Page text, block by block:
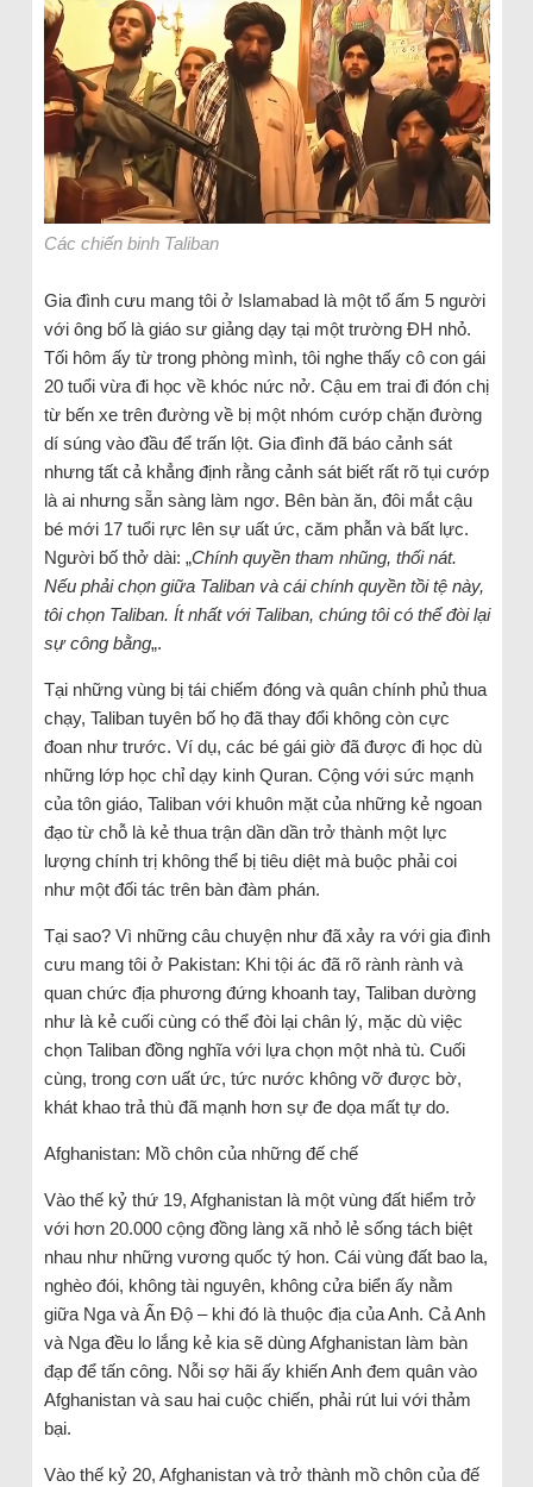
Các chiến binh Taliban
Gia đình cưu mang tôi ở Islamabad là một tổ ấm 5 người
với ông bố là giáo sư giảng dạy tại một trường ĐH nhỏ.
Tối hôm ấy từ trong phòng mình, tôi nghe thấy cô con gái
20 tuổi vừa đi học về khóc nức nở. Cậu em trai đi đón chị
từ bến xe trên đường về bị một nhóm cướp chặn đường
dí súng vào đầu để trấn lột. Gia đình đã báo cảnh sát
nhưng tất cả khẳng định rằng cảnh sát biết rất rõ tụi cướp
là ai nhưng sẵn sàng làm ngơ. Bên bàn ăn, đôi mắt cậu
bé mới 17 tuổi rực lên sự uất ức, căm phẫn và bất lực.
Người bố thở dài: „Chính quyền tham nhũng, thối nát.
Nếu phải chọn giữa Taliban và cái chính quyền tồi tệ này,
tôi chọn Taliban. Ít nhất với Taliban, chúng tôi có thể đòi lại
sự công bằng„.
Tại những vùng bị tái chiếm đóng và quân chính phủ thua
chạy, Taliban tuyên bố họ đã thay đổi không còn cực
đoan như trước. Ví dụ, các bé gái giờ đã được đi học dù
những lớp học chỉ dạy kinh Quran. Cộng với sức mạnh
của tôn giáo, Taliban với khuôn mặt của những kẻ ngoan
đạo từ chỗ là kẻ thua trận dần dần trở thành một lực
lượng chính trị không thể bị tiêu diệt mà buộc phải coi
như một đối tác trên bàn đàm phán.
Tại sao? Vì những câu chuyện như đã xảy ra với gia đình
cưu mang tôi ở Pakistan: Khi tội ác đã rõ rành rành và
quan chức địa phương đứng khoanh tay, Taliban dường
như là kẻ cuối cùng có thể đòi lại chân lý, mặc dù việc
chọn Taliban đồng nghĩa với lựa chọn một nhà tù. Cuối
cùng, trong cơn uất ức, tức nước không vỡ được bờ,
khát khao trả thù đã mạnh hơn sự đe dọa mất tự do.
Afghanistan: Mồ chôn của những đế chế
Vào thế kỷ thứ 19, Afghanistan là một vùng đất hiểm trở
với hơn 20.000 cộng đồng làng xã nhỏ lẻ sống tách biệt
nhau như những vương quốc tý hon. Cái vùng đất bao la,
nghèo đói, không tài nguyên, không cửa biển ấy nằm
giữa Nga và Ấn Độ – khi đó là thuộc địa của Anh. Cả Anh
và Nga đều lo lắng kẻ kia sẽ dùng Afghanistan làm bàn
đạp để tấn công. Nỗi sợ hãi ấy khiến Anh đem quân vào
Afghanistan và sau hai cuộc chiến, phải rút lui với thảm
bại.
Vào thế kỷ 20, Afghanistan và trở thành mồ chôn của đế